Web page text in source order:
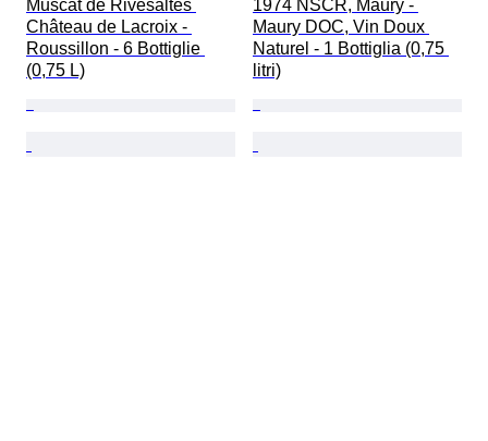
Muscat de Rivesaltes
Château de Lacroix -
Roussillon - 6 Bottiglie
(0,75 L)
1974 NSCR, Maury -
Maury DOC, Vin Doux
Naturel - 1 Bottiglia (0,75
litri)